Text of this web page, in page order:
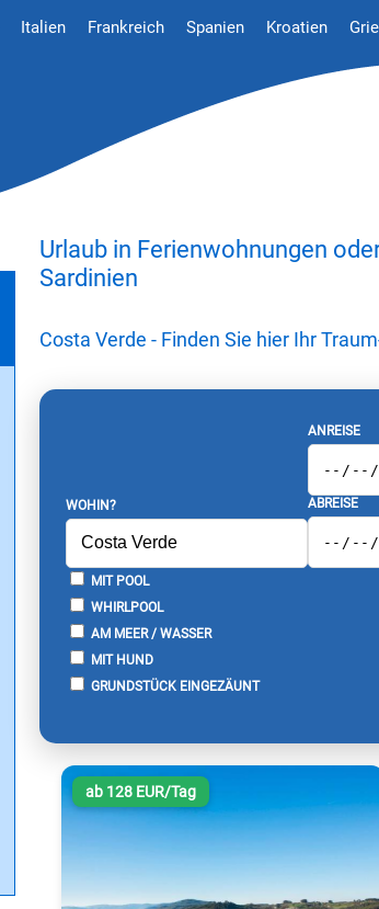
Italien Frankreich Spanien Kroatien
Urlaub in Ferienwohnungen
Sardinien
Costa Verde - Finden Sie hier Ihr
WOHIN?
ANREISE
ABREISE
MIT POOL
WHIRLPOOL
AM MEER / WASSER
MIT HUND
GRUNDSTÜCK EINGEZÄUNT
ab 128 EUR/Tag